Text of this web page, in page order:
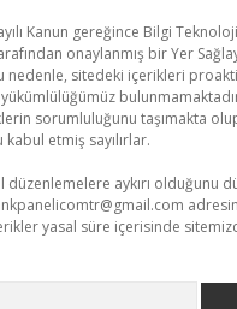
Kanun gereğince Bilgi
onaylanmış bir Yer
nedenle, sitedeki içerikleri
sorumluluğunu taşımakta
etmiş sayılırlar.
düzenlemelere aykırı olduğunu
yasal süre içerisinde